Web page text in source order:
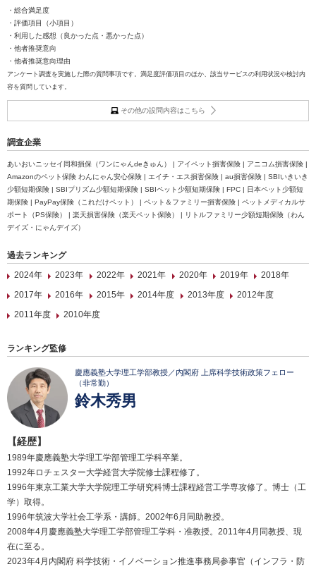
・総合満足度
・評価項目（小項目）
・利用した感想（良かった点・悪かった点）
・他者推奨意向
・他者推奨意向理由
アンケート調査を実施した際の質問事項です。満足度評価項目のほか、該当サービスの利用状況や検討内
容を質問しています。
その他の設問内容はこちら
調査企業
あいおいニッセイ同和損保（ワンにゃんdeきゅん） | アイペット損害保険 | アニコム損害保険 |
Amazonのペット保険 わんにゃん安心保険 | エイチ・エス損害保険 | au損害保険 | SBIいきいき
少額短期保険 | SBIプリズム少額短期保険 | SBIペット少額短期保険 | FPC | 日本ペット少額短
期保険 | PayPay保険（これだけペット） | ペット＆ファミリー損害保険 | ペットメディカルサ
ポート（PS保険） | 楽天損害保険（楽天ペット保険） | リトルファミリー少額短期保険（わん
デイズ・にゃんデイズ）
過去ランキング
2024年
2023年 2022年 2021年 2020年 2019年
2018年
2017年
2016年 2015年 2014年度 2013年度
2012年度
2011年度
2010年度
ランキング監修
慶應義塾大学理工学部教授／内閣府 上席科学技術政策フェロー
（非常勤）
鈴木秀男
【経歴】
1989年慶應義塾大学理工学部管理工学科卒業。
1992年ロチェスター大学経営大学院修士課程修了。
1996年東京工業大学大学院理工学研究科博士課程経営工学専攻修了。博士（工
学）取得。
1996年筑波大学社会工学系・講師。2002年6月同助教授。
2008年4月慶應義塾大学理工学部管理工学科・准教授。2011年4月同教授、現
在に至る。
2023年4月内閣府 科学技術・イノベーション推進事務局参事官（インフラ・防